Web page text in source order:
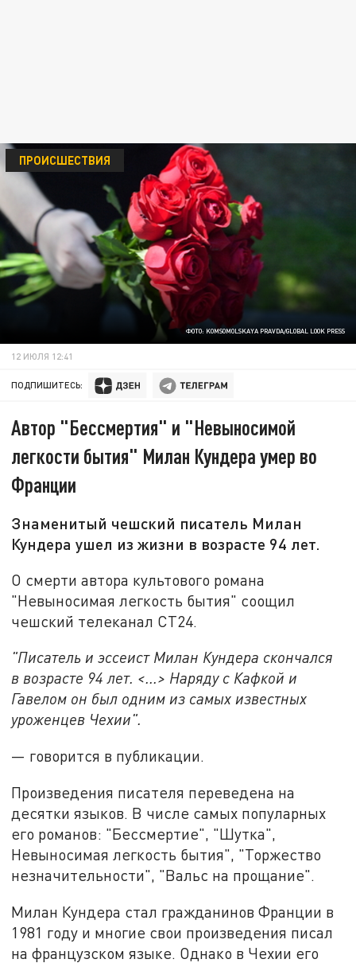
ФОТО: KOMSOMOLSKAYA PRAVDA/GLOBAL LOOK PRESS
ПРОИСШЕСТВИЯ
12 ИЮЛЯ 12:41
ПОДПИШИТЕСЬ:
Автор "Бессмертия" и "Невыносимой
легкости бытия" Милан Кундера умер во
Франции
Знаменитый чешский писатель Милан
Кундера ушел из жизни в возрасте 94 лет.
О смерти автора культового романа
"Невыносимая легкость бытия" соощил
чешский телеканал СТ24.
"Писатель и эссеист Милан Кундера скончался
в возрасте 94 лет. <...> Наряду с Кафкой и
Гавелом он был одним из самых известных
уроженцев Чехии".
— говорится в публикации.
Произведения писателя переведена на
десятки языков. В числе самых популарных
его романов: "Бессмертие", "Шутка",
Невыносимая легкость бытия", "Торжество
незначительности", "Вальс на прощание".
Милан Кундера стал гражданинов Франции в
1981 году и многие свои произведения писал
на французском языке. Однако в Чехии его